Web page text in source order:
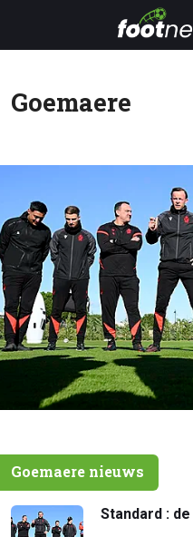
Goemaere
Goemaere nieuws
Standard :